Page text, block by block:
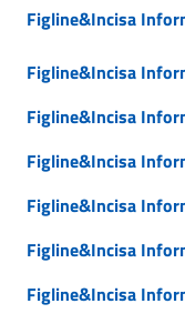
Figline&Incisa
Figline&Incisa
Figline&Incisa
Figline&Incisa
Figline&Incisa
Figline&Incisa
Figline&Incisa